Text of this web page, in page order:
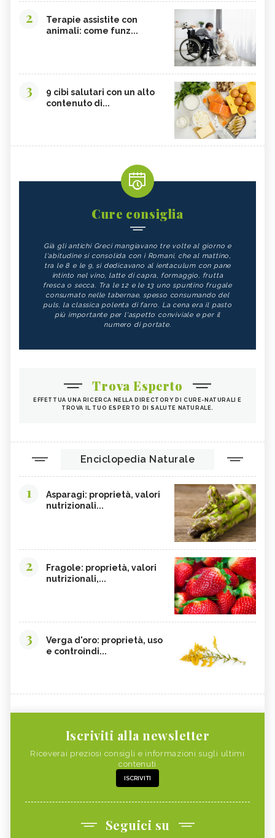
2
Terapie assistite con
animali: come funz...
3
9 cibi salutari con un alto
contenuto di...
Cure consiglia
Già gli antichi Greci mangiavano tre volte al giorno e
l'abitudine si consolida con i Romani, che al mattino,
tra le 8 e le 9, si dedicavano al ientaculum con pane
intinto nel vino, latte di capra, formaggio, frutta
fresca o secca. Tra le 12 e le 13 uno spuntino frugale
consumato nelle tabernae, spesso consumando del
puls, la classica polenta di farro. La cena era il pasto
più importante per l'aspetto conviviale e per il
numero di portate.
Trova Esperto
EFFETTUA UNA RICERCA NELLA DIRECTORY DI CURE-NATURALI E
TROVA IL TUO ESPERTO DI SALUTE NATURALE.
Enciclopedia Naturale
1
Asparagi: proprietà, valori
nutrizionali...
2
Fragole: proprietà, valori
nutrizionali,...
3
Verga d'oro: proprietà, uso
e controindi...
Iscriviti alla newsletter
Riceverai preziosi consigli e informazioni sugli ultimi
contenuti
ISCRIVITI
Seguici su